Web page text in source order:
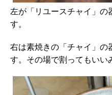
左が「リユースチャイ」
す。
右は素焼きの「チャイ」の
す。その場で割ってもいい